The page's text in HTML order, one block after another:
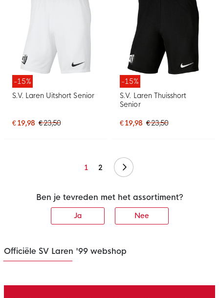
-15%
S.V. Laren Uitshort Senior
€ 19,98 € 23,50
-15%
S.V. Laren Thuisshort
Senior
€ 19,98 € 23,50
1 2 Volgende
Ben je tevreden met het assortiment?
Ja Nee
Officiële SV Laren '99 webshop